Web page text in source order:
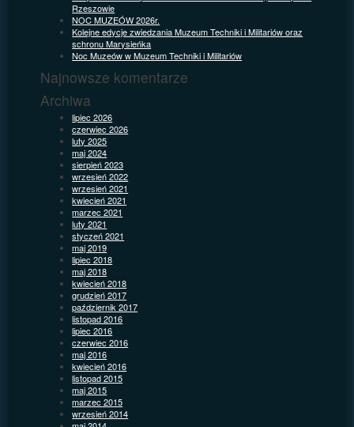
Rzeszowie
NOC MUZEÓW 2026r.
Kolejne edycje zwiedzania Muzeum Techniki i Militariów oraz
schronu Marysieńka
Noc Muzeów w Muzeum Techniki i Militariów
Najnowsze komentarze
Archiwa
lipiec 2026
czerwiec 2026
luty 2025
maj 2024
sierpień 2023
wrzesień 2022
wrzesień 2021
kwiecień 2021
marzec 2021
luty 2021
styczeń 2021
maj 2019
lipiec 2018
maj 2018
kwiecień 2018
grudzień 2017
październik 2017
listopad 2016
lipiec 2016
czerwiec 2016
maj 2016
kwiecień 2016
listopad 2015
maj 2015
marzec 2015
wrzesień 2014